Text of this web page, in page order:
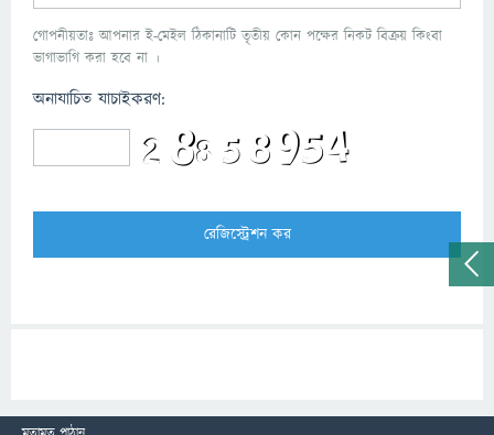
গোপনীয়তাঃ আপনার ই-মেইল ঠিকানাটি তৃতীয় কোন পক্ষের নিকট বিক্রয় কিংবা
ভাগাভাগি করা হবে না ।
অনাযাচিত যাচাইকরণ: